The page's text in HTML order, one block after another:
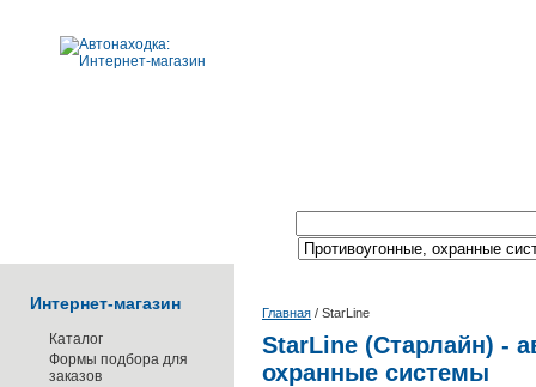
Интернет-магазин
Каталог
Формы подбора для
заказов
Главная / StarLine
StarLine (Старлайн) -
охранные системы